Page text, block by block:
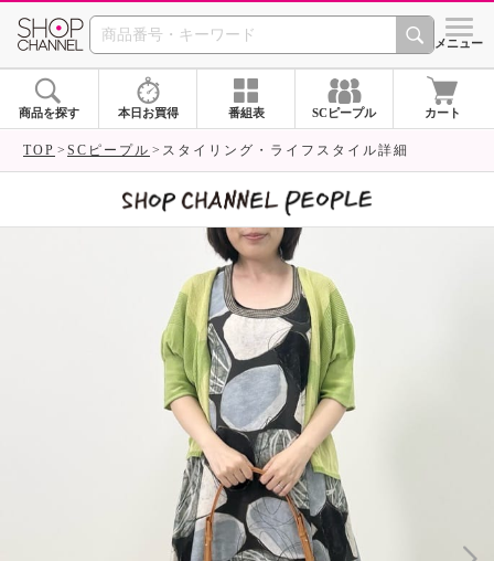
SHOP CHANNEL シメニュー
商品を探す 本日お買得 番組表 SCピープル カート
TOP SCピープル スタイリング・ライフスタイル詳細